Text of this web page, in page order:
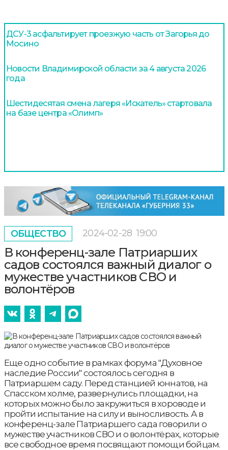
ДСУ-3 асфальтирует проезжую часть от Загорья до
Мосино
Новости Владимирской области за 4 августа 2026
года
Шестидесятая смена лагеря «Искатель» стартовала
на базе центра «Олимп»
ОБЩЕСТВО 2024-02-28 19:00
В конференц-зале Патриарших
садов состоялся важный диалог о
мужестве участников СВО и
волонтёров
Еще одно событие в рамках форума "Духовное
наследие России" состоялось сегодня в
Патриаршем саду. Перед станцией юннатов, на
Спасском холме, развернулись площадки, на
которых можно было закружиться в хороводе и
пройти испытание на силу и выносливость. А в
конференц-зале Патриаршего сада говорили о
мужестве участников СВО и о волонтёрах, которые
все свободное время посвящают помощи бойцам.